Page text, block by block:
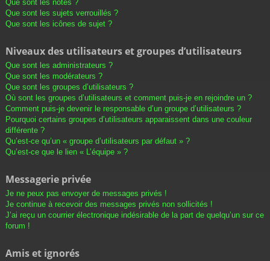
Que sont les notes ?
Que sont les sujets verrouillés ?
Que sont les icônes de sujet ?
Niveaux des utilisateurs et groupes d’utilisateurs
Que sont les administrateurs ?
Que sont les modérateurs ?
Que sont les groupes d’utilisateurs ?
Où sont les groupes d’utilisateurs et comment puis-je en rejoindre un ?
Comment puis-je devenir le responsable d’un groupe d’utilisateurs ?
Pourquoi certains groupes d’utilisateurs apparaissent dans une couleur
différente ?
Qu’est-ce qu’un « groupe d’utilisateurs par défaut » ?
Qu’est-ce que le lien « L’équipe » ?
Messagerie privée
Je ne peux pas envoyer de messages privés !
Je continue à recevoir des messages privés non sollicités !
J’ai reçu un courrier électronique indésirable de la part de quelqu’un sur ce
forum !
Amis et ignorés